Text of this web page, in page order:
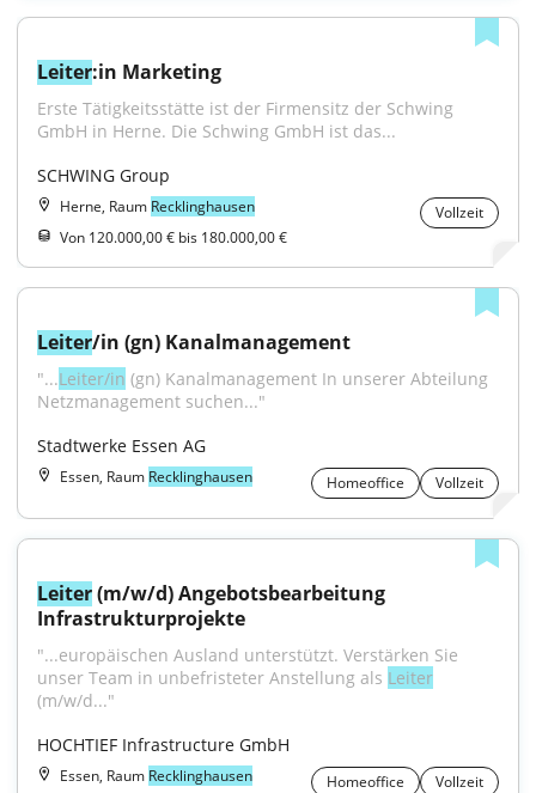
Leiter:in Marketing
Erste Tätigkeitsstätte ist der Firmensitz der Schwing
GmbH in Herne. Die Schwing GmbH ist das...
SCHWING Group
Herne, Raum Recklinghausen
Vollzeit
Von 120.000,00 € bis 180.000,00 €
Leiter/in (gn) Kanalmanagement
"...Leiter/in (gn) Kanalmanagement In unserer Abteilung
Netzmanagement suchen..."
Stadtwerke Essen AG
Essen, Raum Recklinghausen Homeoffice Vollzeit
Leiter (m/w/d) Angebotsbearbeitung
Infrastrukturprojekte
"...europäischen Ausland unterstützt. Verstärken Sie
unser Team in unbefristeter Anstellung als Leiter
(m/w/d..."
HOCHTIEF Infrastructure GmbH
Essen, Raum Recklinghausen Homeoffice Vollzeit